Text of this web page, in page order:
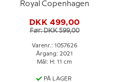
Royal Copenhagen
DKK 499,00
Før: DKK 599,00
Varenr.: 1057626
Årgang: 2021
Mål: H: 11 cm
PÅ LAGER